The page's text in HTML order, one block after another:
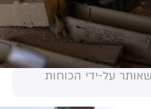
על-ידי הכוחות